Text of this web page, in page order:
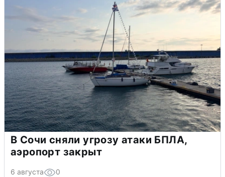
В Сочи сняли угрозу атаки БПЛА,
аэропорт закрыт
6 августа 0